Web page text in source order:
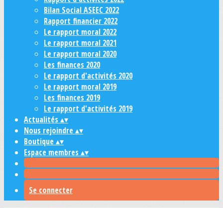
Bilan Social ASEEC 2022
Rapport financier 2022
Le rapport moral 2022
Le rapport moral 2021
Le rapport moral 2020
Les finances 2020
Le rapport d'activités 2020
Le rapport moral 2019
Les finances 2019
Le rapport d'activités 2019
Actualités ▴▾
Nous rejoindre▴▾
Boutique▴▾
Espace membres ▴▾
Se connecter